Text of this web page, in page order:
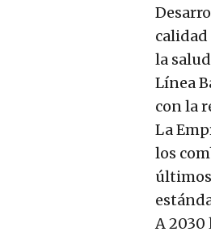
la
Línea
con la
La
los
A 2030